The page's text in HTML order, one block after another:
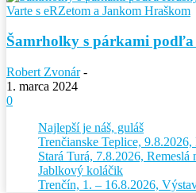
Varte s eRZetom a Jankom Hraškom
Šamrholky s párkami
Robert Zvonár -
1. marca 2024
0
Najlepší je náš, guláš
Trenčianske Teplice,
Stará Turá, 7.8.2026, Remeslá
Jablkový koláčik
Trenčín, 1. – 16.8.2026,